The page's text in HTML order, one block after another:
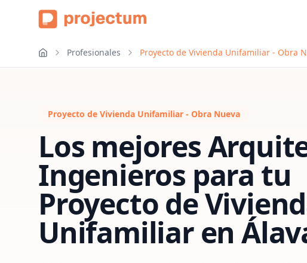
Profesionales Proyecto de Vivienda Unifamiliar - Obra
Proyecto de Vivienda Unifamiliar - Obra Nueva
Los mejores
Ingenieros para tu
Proyecto de
Unifamiliaren